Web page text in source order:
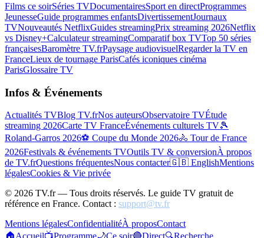
Films ce soirSéries TVDocumentairesSport en directProgrammes
JeunesseGuide programmes enfantsDivertissementJournaux
TVNouveautés NetflixGuides streamingPrix streaming 2026Netflix
vs Disney+Calculateur streamingComparatif box TVTop 50 séries
françaisesBaromètre TV.frPaysage audiovisuelRegarder la TV en
FranceLieux de tournage ParisCafés iconiques cinéma
ParisGlossaire TV
Infos & Événements
Actualités TVBlog TV.frNos auteursObservatoire TVÉtude
streaming 2026Carte TV FranceÉvénements culturels TV🎾
Roland-Garros 2026⚽ Coupe du Monde 2026🚴 Tour de France
2026Festivals & événements TVOutils TV & conversionÀ propos
de TV.frQuestions fréquentesNous contacter🇬🇧 EnglishMentions
légalesCookies & Vie privée
© 2026 TV.fr — Tous droits réservés. Le guide TV gratuit de
référence en France. Contact : support@tv.fr
Mentions légalesConfidentialitéÀ proposContact